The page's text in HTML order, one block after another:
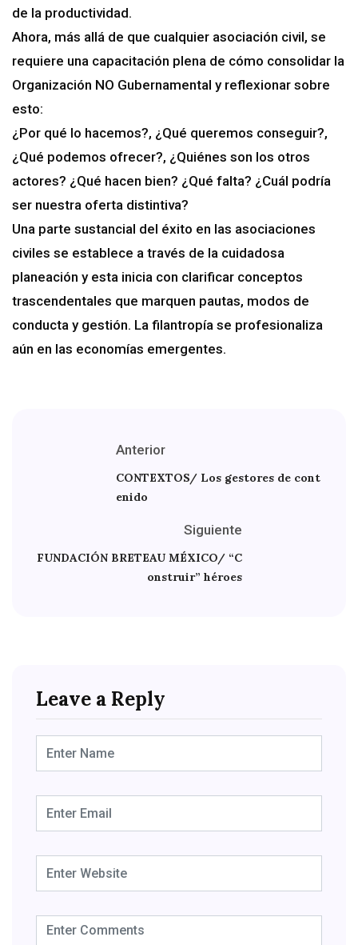
de la productividad.
Ahora, más allá de que cualquier asociación civil, se
requiere una capacitación plena de cómo consolidar la
Organización NO Gubernamental y reflexionar sobre
esto:
¿Por qué lo hacemos?, ¿Qué queremos conseguir?,
¿Qué podemos ofrecer?, ¿Quiénes son los otros
actores? ¿Qué hacen bien? ¿Qué falta? ¿Cuál podría
ser nuestra oferta distintiva?
Una parte sustancial del éxito en las asociaciones
civiles se establece a través de la cuidadosa
planeación y esta inicia con clarificar conceptos
trascendentales que marquen pautas, modos de
conducta y gestión. La filantropía se profesionaliza
aún en las economías emergentes.
Anterior
CONTEXTOS/ Los gestores de cont
enido
Siguiente
FUNDACIÓN BRETEAU MÉXICO/ “C
onstruir” héroes
Leave a Reply